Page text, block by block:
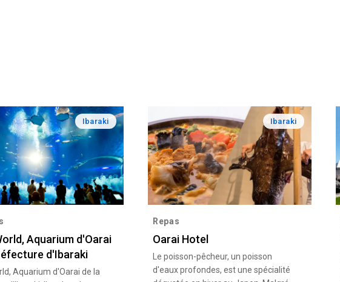
Ibaraki
Aquarium d'Oarai
d'Ibaraki
Aquarium d'Oarai de la
Ibaraki
Repas
Oarai Hotel
Le poisson-pêcheur, un poisson
d'eaux profondes, est une spécialité